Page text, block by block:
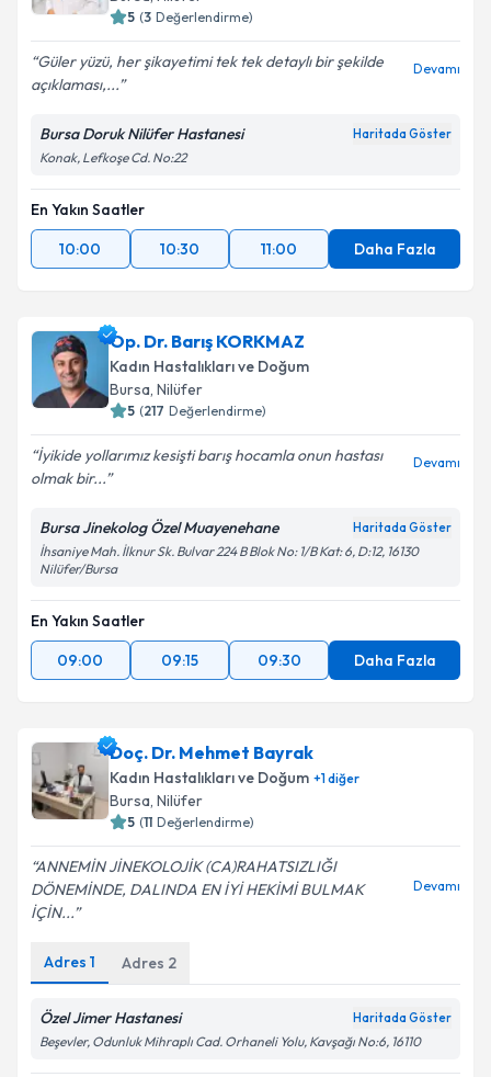
5 (3 Değerlendirme)
Güler yüzü, her şikayetimi tek tek detaylı bir şekilde
açıklaması,...
Devamı
Bursa Doruk Nilüfer Hastanesi Haritada Göster
Konak, Lefkoşe Cd. No:22
En Yakın Saatler
10:00
10:30 11:00 Daha Fazla
Op. Dr. Barış KORKMAZ
Kadın Hastalıkları ve Doğum
Bursa, Nilüfer
5 (217 Değerlendirme)
İyikide yollarımız kesişti barış hocamla onun hastası
olmak bir...
Devamı
Bursa Jinekolog Özel Muayenehane Haritada Göster
İhsaniye Mah. İlknur Sk. Bulvar 224 B Blok No: 1/B Kat: 6, D:12, 16130
Nilüfer/Bursa
En Yakın Saatler
09:00
09:15 09:30 Daha Fazla
Doç. Dr. Mehmet Bayrak
Kadın Hastalıkları ve Doğum +1diğer
Bursa, Nilüfer
5 (11 Değerlendirme)
ANNEMİN JİNEKOLOJİK (CA)RAHATSIZLIĞI
DÖNEMİNDE, DALINDA EN İYİ HEKİMİ BULMAK
İÇİN...
Devamı
Adres 1 Adres 2
Özel Jimer Hastanesi Haritada Göster
Beşevler, Odunluk Mihraplı Cad. Orhaneli Yolu, Kavşağı No:6, 16110